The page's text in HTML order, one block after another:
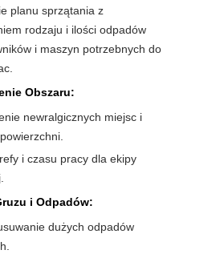
planu sprzątania z
rodzaju i ilości odpadów
i maszyn potrzebnych do
Obszaru:
newralgicznych miejsc i
i czasu pracy dla ekipy
i Odpadów:
dużych odpadów